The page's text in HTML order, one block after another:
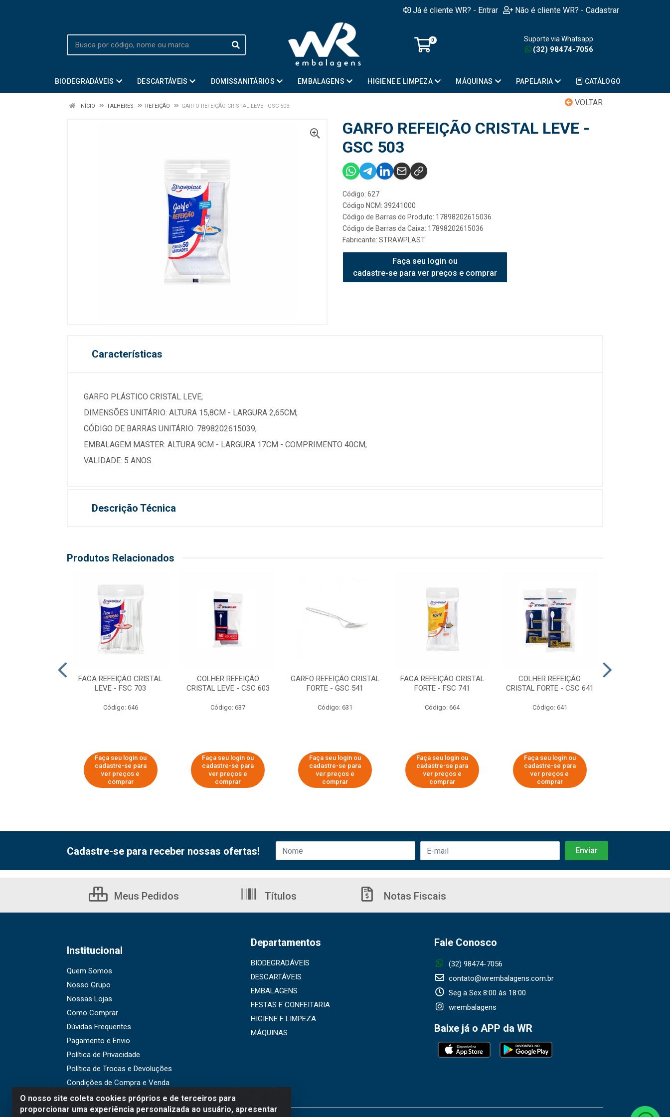
Já é cliente WR? - Entrar Não é cliente WR? - Cadastrar
0 Suporte via Whatsapp
(32) 98474-7056
BIODEGRADÁVEIS DESCARTÁVEIS DOMISSANITÁRIOS EMBALAGENS HIGIENE E LIMPEZA MÁQUINAS PAPELARIA CATÁLOGO
VOLTAR
INÍCIO TALHERES REFEIÇÃO GARFO REFEIÇÃO CRISTAL LEVE - GSC 503
GARFO REFEIÇÃO CRISTAL LEVE -
GSC 503
Código: 627
Código NCM: 39241000
Código de Barras do Produto: 17898202615036
Código de Barras da Caixa: 17898202615036
Fabricante: STRAWPLAST
Faça seu login ou
cadastre-se para ver preços e comprar
Características
GARFO PLÁSTICO CRISTAL LEVE;
DIMENSÕES UNITÁRIO: ALTURA 15,8CM - LARGURA 2,65CM;
CÓDIGO DE BARRAS UNITÁRIO: 7898202615039;
EMBALAGEM MASTER: ALTURA 9CM - LARGURA 17CM - COMPRIMENTO 40CM;
VALIDADE: 5 ANOS.
Descrição Técnica
Produtos Relacionados
FACA REFEIÇÃO CRISTAL
LEVE - FSC 703
Código: 646
Faça seu login ou
cadastre-se para
ver preços e
comprar
COLHER REFEIÇÃO
CRISTAL LEVE - CSC 603
Código: 637
Faça seu login ou
cadastre-se para
ver preços e
comprar
GARFO REFEIÇÃO CRISTAL
FORTE - GSC 541
Código: 631
Faça seu login ou
cadastre-se para
ver preços e
comprar
FACA REFEIÇÃO CRISTAL
FORTE - FSC 741
Código: 664
Faça seu login ou
cadastre-se para
ver preços e
comprar
COLHER REFEIÇÃO
CRISTAL FORTE - CSC 641
Código: 641
Faça seu login ou
cadastre-se para
ver preços e
comprar
O nosso site coleta cookies próprios e de terceiros para
proporcionar uma experiência personalizada ao usuário, apresentar
Cadastre-se para receber nossas ofertas!
Meus Pedidos Títulos Notas Fiscais
Institucional
Quem Somos
Nosso Grupo
Nossas Lojas
Como Comprar
Dúvidas Frequentes
Pagamento e Envio
Política de Privacidade
Política de Trocas e Devoluções
Condições de Compra e Venda
Departamentos
BIODEGRADÁVEIS
DESCARTÁVEIS
EMBALAGENS
FESTAS E CONFEITARIA
HIGIENE E LIMPEZA
MÁQUINAS
Fale Conosco
(32) 98474-7056
contato@wrembalagens.com.br
Seg a Sex 8:00 às 18:00
wrembalagens
Baixe já o APP da WR